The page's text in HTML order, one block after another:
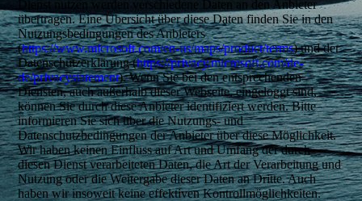
Dienst nutzen werden verschiedene Daten an den Anbieter
übertragen. Eine Übersicht über diese Daten finden Sie in den
Nutzungsbedingungen des Anbieters
(https://www.microsoft.com/en-us/maps/product/terms) und der
Datenschutzerklärung (https://privacy.microsoft.com/de-
de/privacystatement). Wenn Sie bei den entsprechenden
Diensten, auch außerhalb dieser Webseite, eingeloggt sind,
können Sie durch diese Anbieter identifiziert werden. Bitte
informieren Sie sich über die Nutzungs- und
Datenschutzbedingungen der Anbieter über diese Möglichkeit.
Wir haben keinen Einfluss auf Art und Umfang der durch
diesen Dienst verarbeiteten Daten, die Art der Verarbeitung und
Nutzung oder die Weitergabe dieser Daten an Dritte. Auch
haben wir insoweit keine effektiven Kontrollmöglichkeiten.